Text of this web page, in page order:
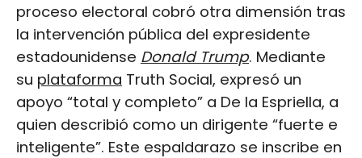
proceso electoral cobró otra dimensión tras
la intervención pública del expresidente
estadounidense Donald Trump. Mediante
su plataforma Truth Social, expresó un
apoyo “total y completo” a De la Espriella, a
quien describió como un dirigente “fuerte e
inteligente”. Este espaldarazo se inscribe en